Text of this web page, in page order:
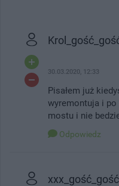
30.03.2020, 12:33
Pisałem już
wyremontuja i
mostu i nie
Odpowiedz
xxx_gość_gość